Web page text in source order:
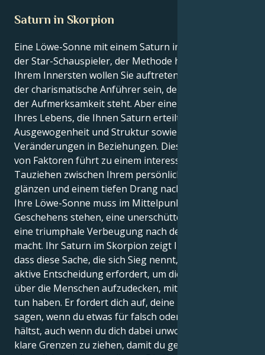
Saturn in Skorpion
Eine Löwe-Sonne mit einem Saturn in Skorpion ist
der Star-Schauspieler, der Methode haben muss. In
Ihrem Innersten wollen Sie auftreten und glänzen,
der charismatische Anführer sein, der im Mittelpunkt
der Aufmerksamkeit steht. Aber eine große Lektion
Ihres Lebens, die Ihnen Saturn erteilt, ist
Ausgewogenheit und Struktur sowie tiefgreifende
Veränderungen in Beziehungen. Diese Kombination
von Faktoren führt zu einem interessanten
Tauziehen zwischen Ihrem persönlichen Wunsch zu
glänzen und einem tiefen Drang nach Objektivität.
Ihre Löwe-Sonne muss im Mittelpunkt des
Geschehens stehen, eine unerschütterliche Kraft, die
eine triumphale Verbeugung nach der anderen
macht. Ihr Saturn im Skorpion zeigt Ihnen jedoch,
dass diese Sache, die sich Sieg nennt, auch eine
aktive Entscheidung erfordert, um die Wahrheiten
über die Menschen aufzudecken, mit denen Sie zu
tun haben. Er fordert dich auf, deine Meinung zu
sagen, wenn du etwas für falsch oder ungerecht
hältst, auch wenn du dich dabei unwohl fühlst, und
klare Grenzen zu ziehen, damit du geben kannst,